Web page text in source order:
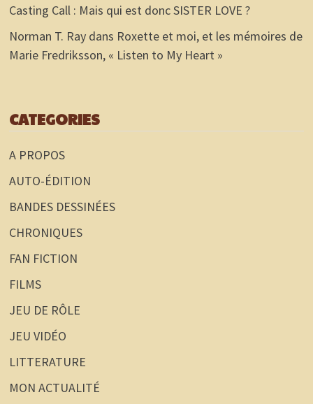
Casting Call : Mais qui est donc SISTER LOVE ?
Norman T. Raydans Roxette et moi, et les mémoires de
Marie Fredriksson, « Listen to My Heart »
CATEGORIES
A PROPOS
AUTO-ÉDITION
BANDES DESSINÉES
CHRONIQUES
FAN FICTION
FILMS
JEU DE RÔLE
JEU VIDÉO
LITTERATURE
MON ACTUALITÉ